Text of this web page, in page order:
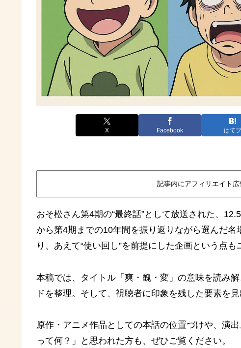
X Facebook はてブ
記事内にアフィリエイト広
おそ松さん第4期の“最終話”として放送された、
から第4期までの10年間を振り返りながら選んだ
り、あえて“使い回し”を前提にした企画という点も
本稿では、タイトル「爽・醜・変」の意味を読み
ドを整理。そして、視聴者に印象を残した要素を
原作・アニメ作品としての本話の位置づけや、演
って何？」と思われた方も、ぜひご覧ください。